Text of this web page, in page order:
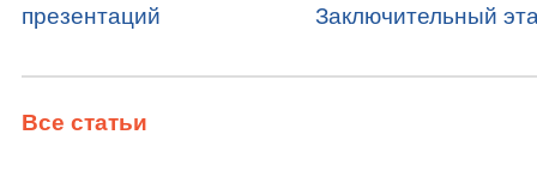
презентаций
Заключительный
Все статьи